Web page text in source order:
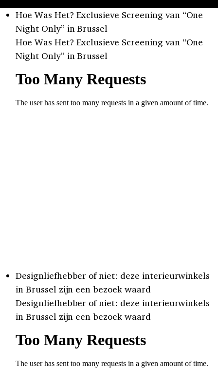
Hoe Was Het? Exclusieve Screening van “One
Night Only” in Brussel
Hoe Was Het? Exclusieve Screening van “One
Night Only” in Brussel
Designliefhebber of niet: deze interieurwinkels
in Brussel zijn een bezoek waard
Designliefhebber of niet: deze interieurwinkels
in Brussel zijn een bezoek waard